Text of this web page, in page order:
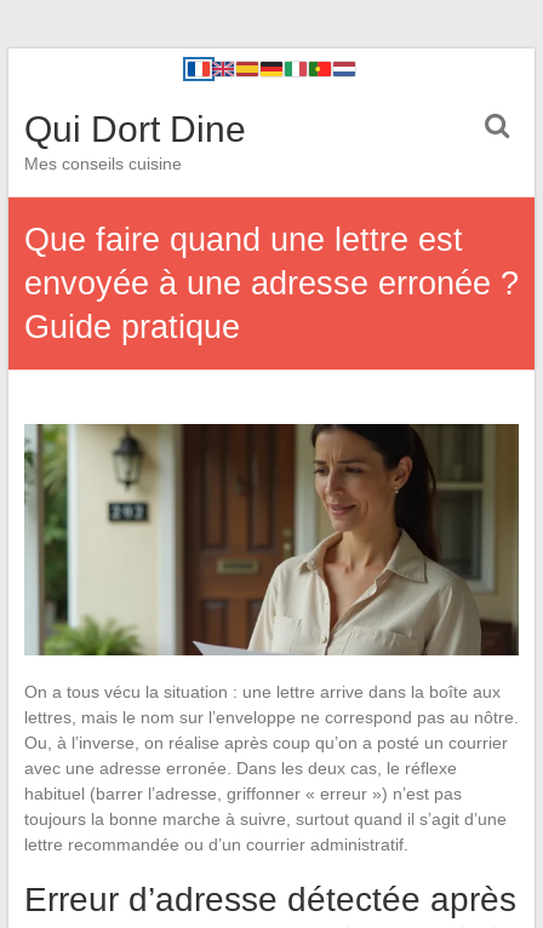
Qui Dort Dine
Mes conseils cuisine
Que faire quand une lettre est
envoyée à une adresse erronée ?
Guide pratique
On a tous vécu la situation : une lettre arrive dans la boîte aux
lettres, mais le nom sur l’enveloppe ne correspond pas au nôtre.
Ou, à l’inverse, on réalise après coup qu’on a posté un courrier
avec une adresse erronée. Dans les deux cas, le réflexe
habituel (barrer l’adresse, griffonner « erreur ») n’est pas
toujours la bonne marche à suivre, surtout quand il s’agit d’une
lettre recommandée ou d’un courrier administratif.
Erreur d’adresse détectée après